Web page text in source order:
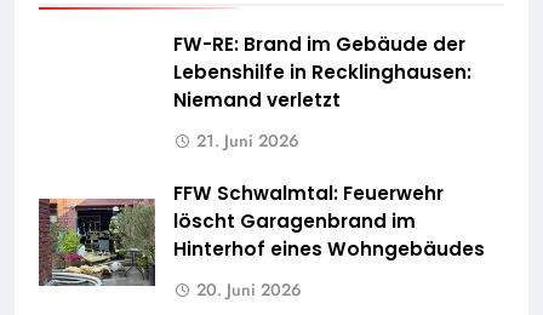
FW-RE: Brand im Gebäude der
Lebenshilfe in Recklinghausen:
Niemand verletzt
21. Juni 2026
FFW Schwalmtal: Feuerwehr
löscht Garagenbrand im
Hinterhof eines Wohngebäudes
20. Juni 2026